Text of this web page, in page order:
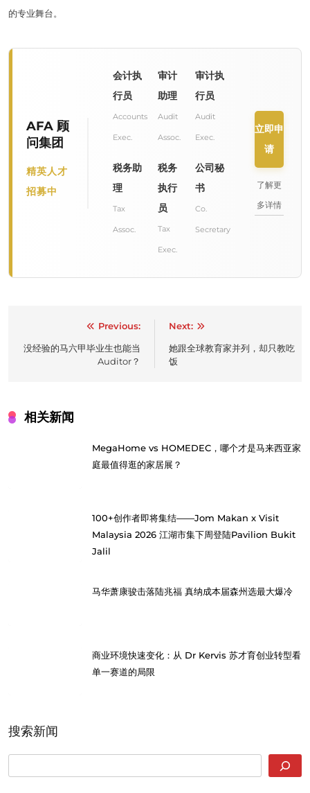
的专业舞台。
AFA 顾
问集团
精英人才
招募中
会计执
行员
Accounts
Exec.
审计
助理
Audit
Assoc.
审计执
行员
Audit
Exec.
税务助
理
Tax
Assoc.
税务
执行
员
Tax
Exec.
公司秘
书
Co.
Secretary
立即申
请
了解更
多详情
navigation
Previous:
没经验的马六甲毕业生也能当
Auditor？
Next:
她跟全球教育家并列，却只教吃
饭
相关新闻
MegaHome vs HOMEDEC，哪个才是马来西亚家
庭最值得逛的家居展？
100+创作者即将集结——Jom Makan x Visit
Malaysia 2026 江湖市集下周登陆Pavilion Bukit
Jalil
马华萧康骏击落陆兆福 真纳成本届森州选最大爆冷
商业环境快速变化：从 Dr Kervis 苏才育创业转型看
单一赛道的局限
搜索新闻